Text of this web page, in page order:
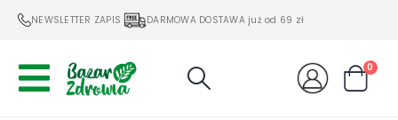
NEWSLETTER ZAPIS DARMOWA DOSTAWA już od 69 zł
0